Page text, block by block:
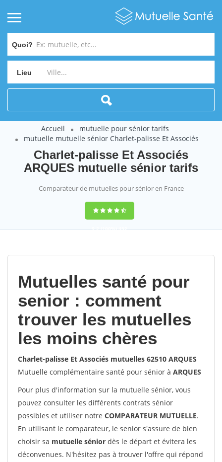
Quoi?
Lieu
Accueil
mutuelle pour sénior tarifs
mutuelle mutuelle sénior Charlet-palisse Et Associés
Charlet-palisse Et Associés
ARQUES mutuelle sénior tarifs
Comparateur de mutuelles pour sénior en France
9,2(100%)452
Mutuelles santé pour
senior : comment
trouver les mutuelles
les moins chères
Charlet-palisse Et Associés mutuelles 62510 ARQUES
Mutuelle complémentaire santé pour sénior à ARQUES
Pour plus d'information sur la mutuelle sénior, vous
pouvez consulter les différents contrats sénior
possibles et utiliser notre COMPARATEUR MUTUELLE.
En utilisant le comparateur, le senior s'assure de bien
choisir sa mutuelle sénior dès le départ et évitera les
déconvenues. N'hésitez pas à trouver l'offre qui répond